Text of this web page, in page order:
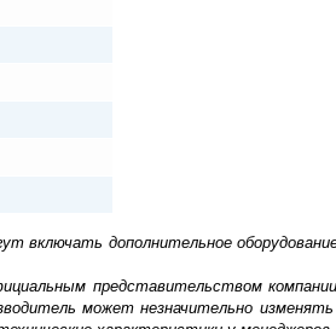
включать дополнительное
представительством
может незначительно